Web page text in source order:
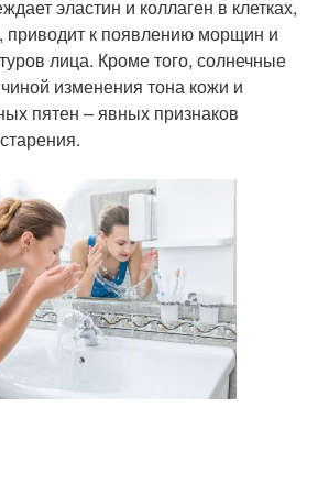
эластин и коллаген в клетках,
приводит к появлению морщин и
лица. Кроме того, солнечные
изменения тона кожи и
пятен – явных признаков